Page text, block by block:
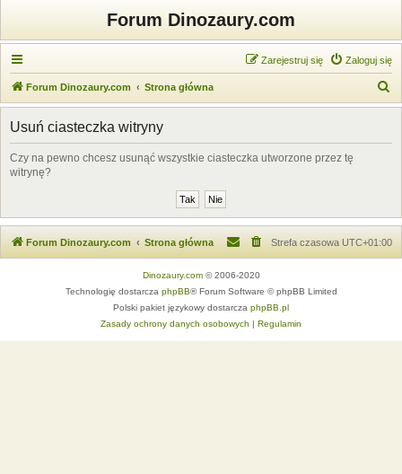
Forum Dinozaury.com
Zaloguj się
Zarejestruj się
Forum Dinozaury.com Strona główna
z
Usuń ciasteczka witryny
Czy na pewno chcesz usunąć wszystkie ciasteczka utworzone przez tę
witrynę?
Forum Dinozaury.com Strona główna Strefa czasowa UTC+01:00
Dinozaury.com© 2006-2020
Technologię dostarcza phpBB® Forum Software © phpBB Limited
Polski pakiet językowy dostarcza phpBB.pl
Zasady ochrony danych osobowych | Regulamin